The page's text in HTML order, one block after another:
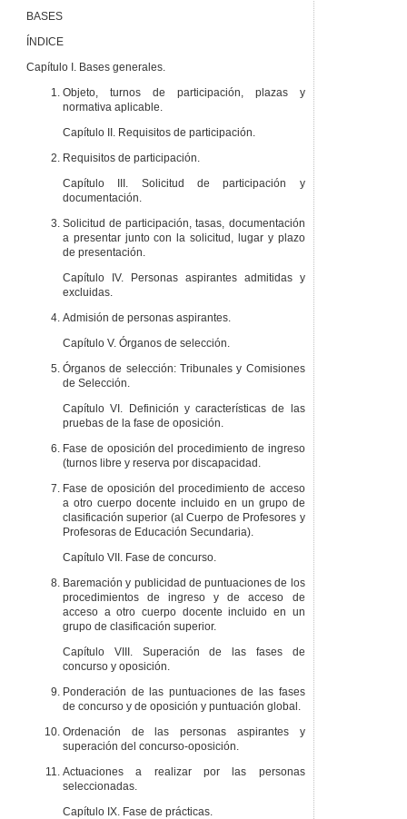
BASES
ÍNDICE
Capítulo I. Bases generales.
Objeto, turnos de participación, plazas y
normativa aplicable.
Capítulo II. Requisitos de participación.
Requisitos de participación.
Capítulo III. Solicitud de participación y
documentación.
Solicitud de participación, tasas, documentación
a presentar junto con la solicitud, lugar y plazo
de presentación.
Capítulo IV. Personas aspirantes admitidas y
excluidas.
Admisión de personas aspirantes.
Capítulo V. Órganos de selección.
Órganos de selección: Tribunales y Comisiones
de Selección.
Capítulo VI. Definición y características de las
pruebas de la fase de oposición.
Fase de oposición del procedimiento de ingreso
(turnos libre y reserva por discapacidad.
Fase de oposición del procedimiento de acceso
a otro cuerpo docente incluido en un grupo de
clasificación superior (al Cuerpo de Profesores y
Profesoras de Educación Secundaria).
Capítulo VII. Fase de concurso.
Baremación y publicidad de puntuaciones de los
procedimientos de ingreso y de acceso de
acceso a otro cuerpo docente incluido en un
grupo de clasificación superior.
Capítulo VIII. Superación de las fases de
concurso y oposición.
Ponderación de las puntuaciones de las fases
de concurso y de oposición y puntuación global.
Ordenación de las personas aspirantes y
superación del concurso-oposición.
Actuaciones a realizar por las personas
seleccionadas.
Capítulo IX. Fase de prácticas.